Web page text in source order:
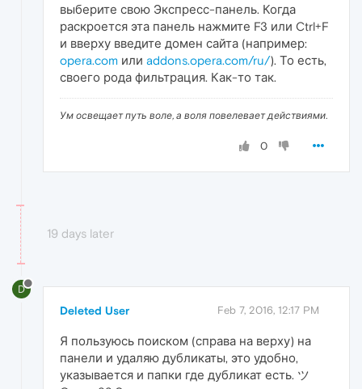
выберите свою Экспресс-панель. Когда
раскроется эта панель нажмите F3 или Ctrl+F
и вверху введите домен сайта (например:
opera.com или addons.opera.com/ru/). То есть,
своего рода фильтрация. Как-то так.
Ум освещает путь воле, а воля повелевает действиями.
0
19 days later
D
Deleted User Feb 7, 2016, 12:17 PM
Я пользуюсь поиском (справа на верху) на
панели и удаляю дубликаты, это удобно,
указывается и папки где дубликат есть. ツ